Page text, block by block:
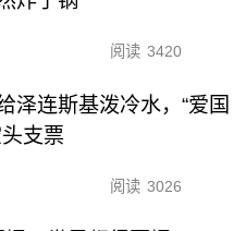
阅读 3420
泽连斯基泼冷水，“爱国
支票
阅读 3026